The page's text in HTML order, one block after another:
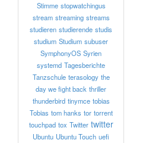
Stimme stopwatchingus
stream streaming streams
studieren studierende studis
studium Studium subuser
SymphonyOS Syrien
systemd Tagesberichte
Tanzschule terasology the
day we fight back thriller
thunderbird tinymce tobias
Tobias tom hanks tor torrent
touchpad tox Twitter twitter
Ubuntu Ubuntu Touch uefi